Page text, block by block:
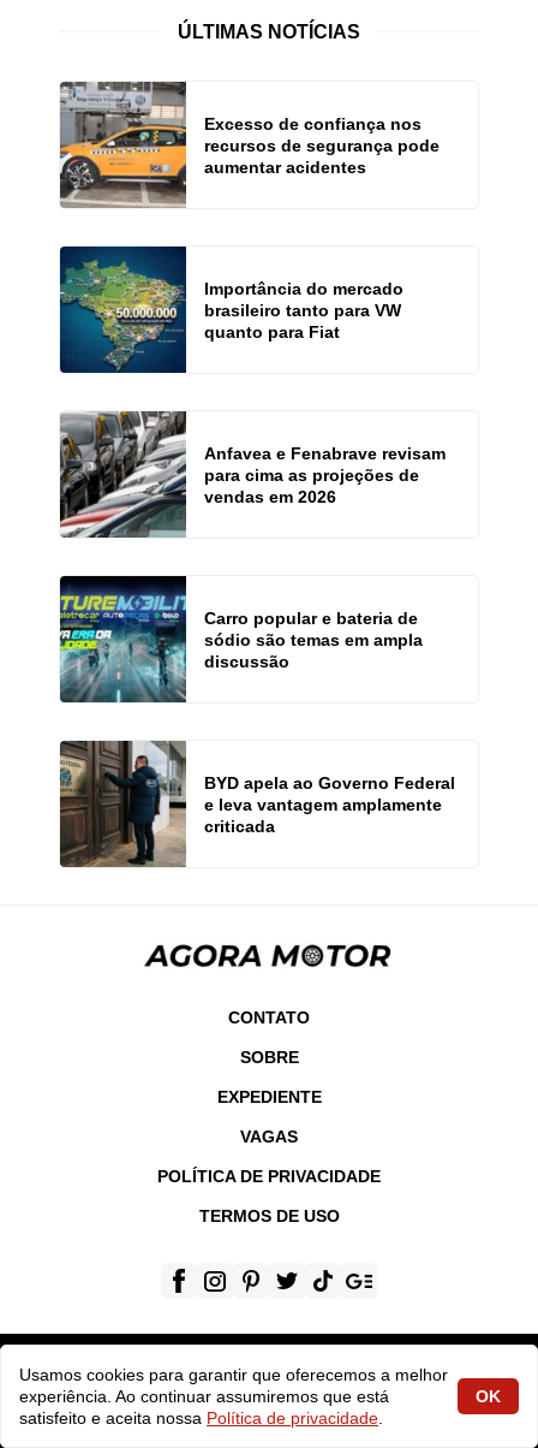
ÚLTIMAS NOTÍCIAS
Excesso de confiança nos
recursos de segurança pode
aumentar acidentes
Importância do mercado
brasileiro tanto para VW
quanto para Fiat
Anfavea e Fenabrave revisam
para cima as projeções de
vendas em 2026
Carro popular e bateria de
sódio são temas em ampla
discussão
BYD apela ao Governo Federal
e leva vantagem amplamente
criticada
CONTATO
SOBRE
EXPEDIENTE
VAGAS
POLÍTICA DE PRIVACIDADE
TERMOS DE USO
INSTITUCIONAL
Usamos cookies para garantir que oferecemos a melhor
experiência. Ao continuar assumiremos que está
satisfeito e aceita nossa Política de privacidade
OK